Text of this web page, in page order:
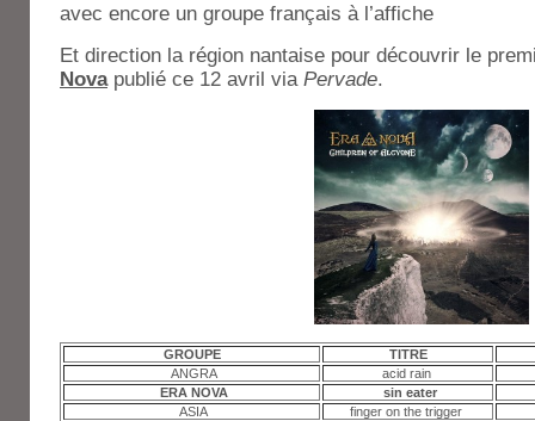
avec encore un groupe français à l’affiche
Et direction la région nantaise pour découvrir le
Novapublié ce 12 avril via Pervade.
GROUPE
TITRE
ANGRA
acid rain
ERA NOVA
sin eater
ASIA
finger on the trigger